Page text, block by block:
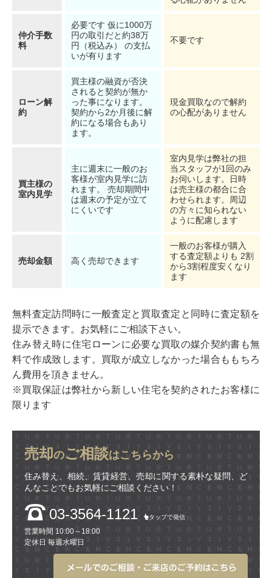
仲介手数
料
必要です 仮に1000万
円の取引だと約38万
円（税込み） の支払
いが有ります
不要です
ローン解
約
買主様の融資が否決
されると契約が無か
った事になります。
契約から2か月後に解
約になる場合もあり
ます。
現金買取なので解約
の心配がありません
買主様の
室内見学
主に週末に一般のお
客様が室内見学に訪
れます。 売却期間中
は週末の予定が立て
にくいです
室内見学は弊社の担
当スタッフが1回のみ
お伺いします。日時
は売主様の都合に合
わせられます。周辺
の方々に知られない
ように配慮します
売却金額 高く売却できます
一般のお客様が購入
する査定額よりも 2割
から3割程度安くなり
ます
無料査定訪問時に一般査定と買取査定と同時に査定額を
提示できます。お気軽にご相談下さい。
住み替え時に住宅ローンに必要な買取の媒介契約書も無
料で作成致します。買取が成立しなかった場合ももちろ
ん費用を頂きません。
※買取保証は弊社から新しい住宅を契約されたお客様に
限ります
売却のご相談はこちらから
住み替え、相続、賃貸経営、売却に関する素朴な疑問、ど
んなことでもお気軽にご相談ください！
03-3564-1121 タップで発信
営業時間 10:00～18:00
定休日 毎週水曜日